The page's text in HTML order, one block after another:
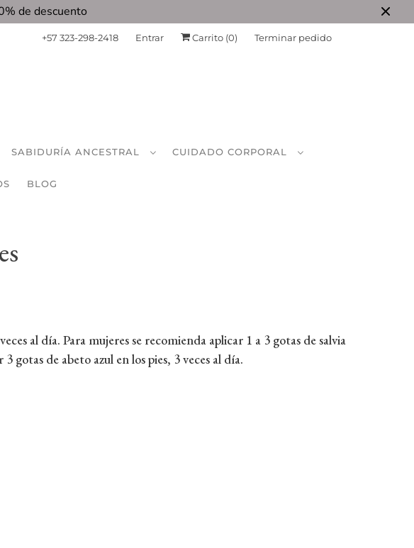
de descuento
+57 323-298-2418 Entrar Carrito (0) Terminar pedido
SABIDURÍA ANCESTRAL CUIDADO CORPORAL
BLOG
al día. Para mujeres se recomienda aplicar 1 a 3 gotas de salvia
gotas de abeto azul en los pies, 3 veces al día.